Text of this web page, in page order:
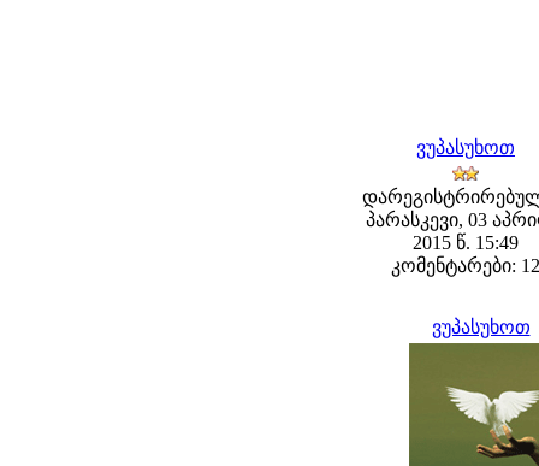
ვუპასუხოთ
პარასკევი, 03
2015 წ. 15:49
კომენტარები: 12
ვუპასუხოთ